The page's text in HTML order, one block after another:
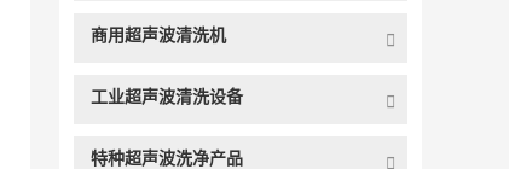
商用超声波清洗机
工业超声波清洗设备
特种超声波洗净产品